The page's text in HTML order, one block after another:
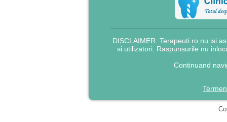
DISCLAIMER: Terapeuti.ro nu isi
si utilizatori. Raspunsurile nu
Continuand